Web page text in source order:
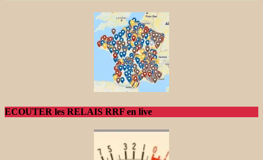
ECOUTER les RELAIS RRF en live